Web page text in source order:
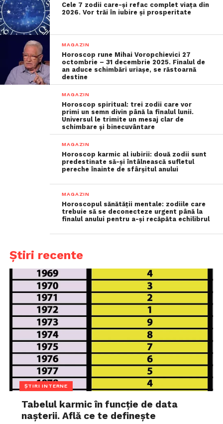
Cele 7 zodii care-și refac complet viața din
2026. Vor trăi în iubire și prosperitate
MAGAZIN
Horoscop rune Mihai Voropchievici 27
octombrie – 31 decembrie 2025. Finalul de
an aduce schimbări uriașe, se răstoarnă
destine
MAGAZIN
Horoscop spiritual: trei zodii care vor
primi un semn divin până la finalul lunii.
Universul le trimite un mesaj clar de
schimbare și binecuvântare
MAGAZIN
Horoscop karmic al iubirii: două zodii sunt
predestinate să-și întâlnească sufletul
pereche înainte de sfârșitul anului
MAGAZIN
Horoscopul sănătății mentale: zodiile care
trebuie să se deconecteze urgent până la
finalul anului pentru a-și recăpăta echilibrul
Știri recente
ȘTIRI INTERNE
Tabelul karmic în funcție de data
nașterii. Află ce te definește